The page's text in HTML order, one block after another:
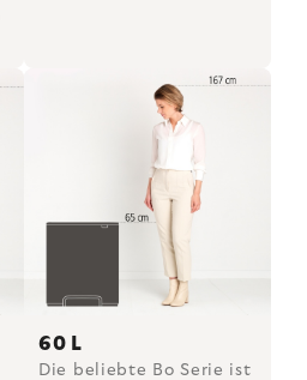
60 L
Die beliebte Bo Serie ist